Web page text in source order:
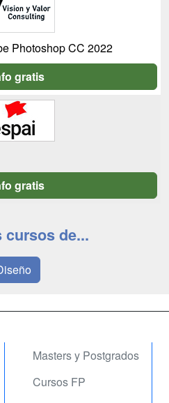
Photoshop CC 2022
gratis
gratis
cursos de...
Masters y Postgrados
Cursos FP